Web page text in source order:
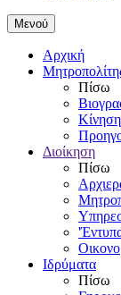
Μενού
Αρχική
Πίσω
Διοίκηση
Πίσω
Ιδρύματα
Πίσω